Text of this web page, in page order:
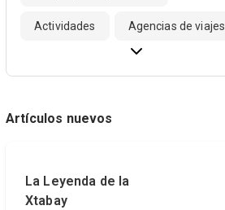
Actividades Agencias de viajes
Artículos nuevos
La Leyenda de la
Xtabay